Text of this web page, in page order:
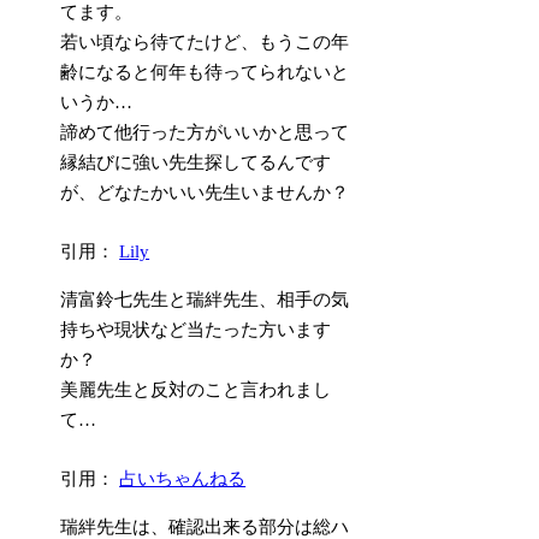
てます。
若い頃なら待てたけど、もうこの年
齢になると何年も待ってられないと
いうか…
諦めて他行った方がいいかと思って
縁結びに強い先生探してるんです
が、どなたかいい先生いませんか？
引用：Lily
清富鈴七先生と瑞絆先生、相手の気
持ちや現状など当たった方います
か？
美麗先生と反対のこと言われまし
て…
引用：占いちゃんねる
瑞絆先生は、確認出来る部分は総ハ